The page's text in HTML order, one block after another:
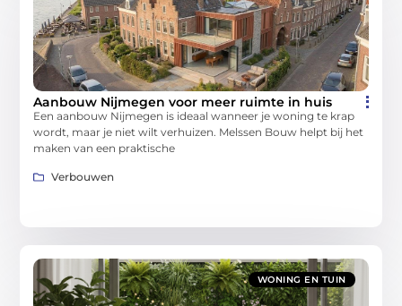
Aanbouw Nijmegen voor meer ruimte in huis
Een aanbouw Nijmegen is ideaal wanneer je woning te krap
wordt, maar je niet wilt verhuizen. Melssen Bouw helpt bij het
maken van een praktische
Verbouwen
WONING EN TUIN